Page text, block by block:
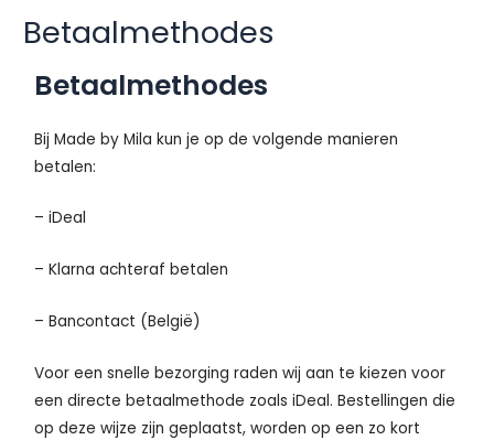
Betaalmethodes
Betaalmethodes
Bij Made by Mila kun je op de volgende manieren
betalen:
– iDeal
– Klarna achteraf betalen
– Bancontact (België)
Voor een snelle bezorging raden wij aan te kiezen voor
een directe betaalmethode zoals iDeal. Bestellingen die
op deze wijze zijn geplaatst, worden op een zo kort